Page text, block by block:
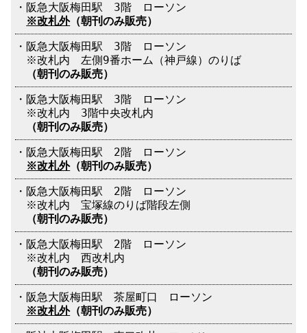
・阪急大阪梅田駅 3階 ローソン
※改札外（朝刊のみ販売）
・阪急大阪梅田駅 3階 ローソン
※改札内 左側9番ホーム（神戸線）のりば
（朝刊のみ販売）
・阪急大阪梅田駅 3階 ローソン
※改札内 3階中央改札内
（朝刊のみ販売）
・阪急大阪梅田駅 2階 ローソン
※改札外（朝刊のみ販売）
・阪急大阪梅田駅 2階 ローソン
※改札内 宝塚線のりば階段左側
（朝刊のみ販売）
・阪急大阪梅田駅 2階 ローソン
※改札内 西改札内
（朝刊のみ販売）
・阪急大阪梅田駅 茶屋町口 ローソン
※改札外（朝刊のみ販売）